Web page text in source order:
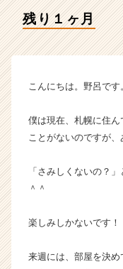
企
残り１ヶ月
こんにちは。野呂です
僕は現在、札幌に住
ことがないのですが、
「さみしくないの？
＾＾
楽しみしかないです！
来週には、部屋を決め